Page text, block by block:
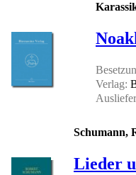
Verlag:
Schumann,
Lieder